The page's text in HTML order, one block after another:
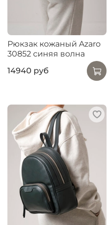
Рюкзак кожаный Azaro
30852 синяя волна
14940 руб